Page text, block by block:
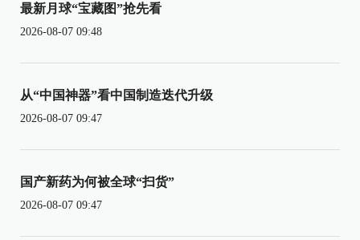
最新月球“宝藏图”抢先看
2026-08-07 09:48
从“中国神器”看中国制造迭代升级
2026-08-07 09:47
国产新药为何被全球“扫货”
2026-08-07 09:47